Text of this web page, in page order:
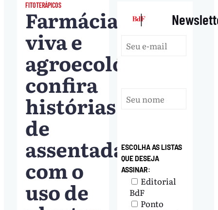
FITOTERÁPICOS
Farmácia
viva e
agroecológica:
confira
histórias
de
assentada
com o
uso de
|
ESCOLHA AS LISTAS
QUE DESEJA
ASSINAR:
Editorial
BdF
Ponto